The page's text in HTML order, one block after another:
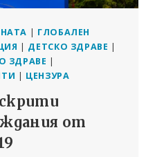
| ГЛОБАЛЕН
| ДЕТСКО ЗДРАВЕ |
ЗДРАВЕ |
| ЦЕНЗУРА
от